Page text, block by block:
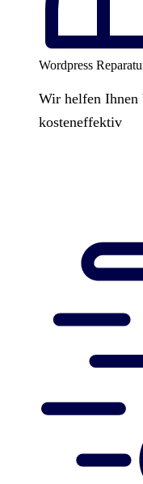
Wordpress
Wir helfen Ihnen
kosteneffektiv